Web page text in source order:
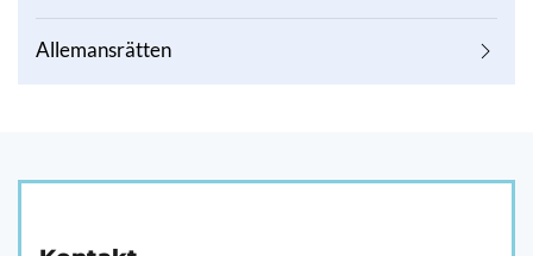
Allemansrätten